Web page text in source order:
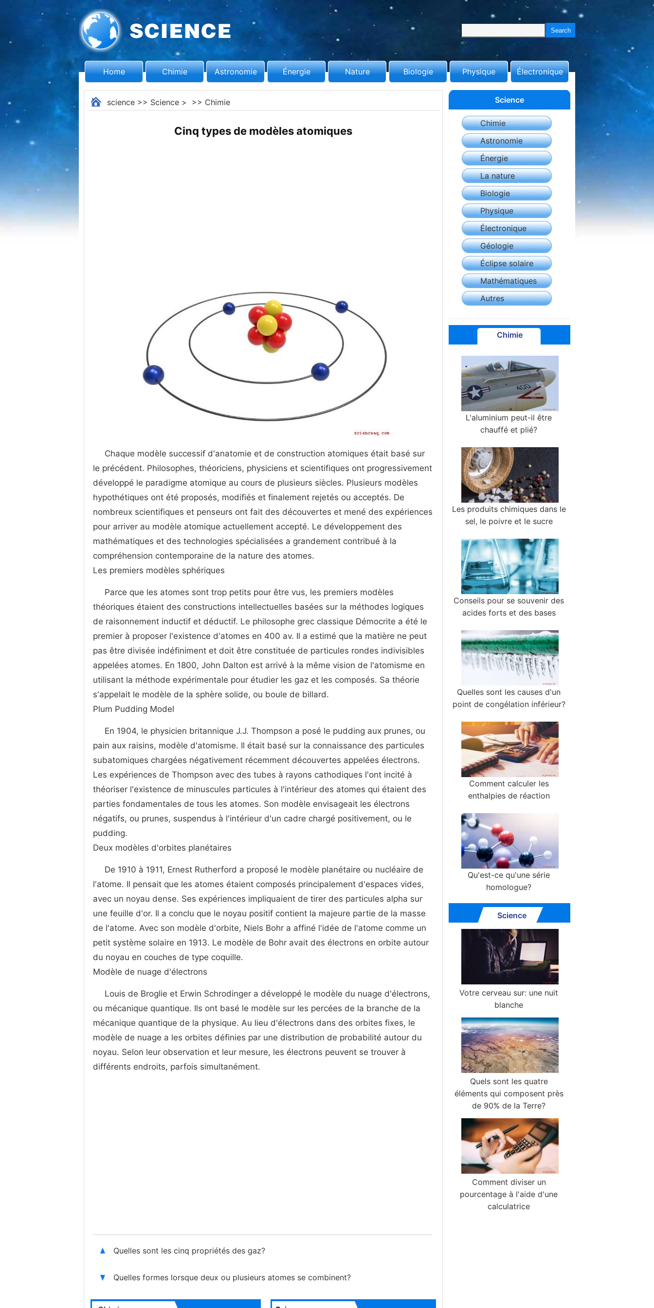
Home Chimie Astronomie Énergie Nature Biologie Physique Électronique
science>> Science> >> Chimie
Cinq types de modèles atomiques
Chaque modèle successif d'anatomie et de construction atomiques était basé sur
le précédent. Philosophes, théoriciens, physiciens et scientifiques ont progressivement
développé le paradigme atomique au cours de plusieurs siècles. Plusieurs modèles
hypothétiques ont été proposés, modifiés et finalement rejetés ou acceptés. De
nombreux scientifiques et penseurs ont fait des découvertes et mené des expériences
pour arriver au modèle atomique actuellement accepté. Le développement des
mathématiques et des technologies spécialisées a grandement contribué à la
compréhension contemporaine de la nature des atomes.
Les premiers modèles sphériques
Parce que les atomes sont trop petits pour être vus, les premiers modèles
théoriques étaient des constructions intellectuelles basées sur la méthodes logiques
de raisonnement inductif et déductif. Le philosophe grec classique Démocrite a été le
premier à proposer l'existence d'atomes en 400 av. Il a estimé que la matière ne peut
pas être divisée indéfiniment et doit être constituée de particules rondes indivisibles
appelées atomes. En 1800, John Dalton est arrivé à la même vision de l'atomisme en
utilisant la méthode expérimentale pour étudier les gaz et les composés. Sa théorie
s'appelait le modèle de la sphère solide, ou boule de billard.
Plum Pudding Model
En 1904, le physicien britannique J.J. Thompson a posé le pudding aux prunes, ou
pain aux raisins, modèle d'atomisme. Il était basé sur la connaissance des particules
subatomiques chargées négativement récemment découvertes appelées électrons.
Les expériences de Thompson avec des tubes à rayons cathodiques l'ont incité à
théoriser l'existence de minuscules particules à l'intérieur des atomes qui étaient des
parties fondamentales de tous les atomes. Son modèle envisageait les électrons
négatifs, ou prunes, suspendus à l'intérieur d'un cadre chargé positivement, ou le
pudding.
Deux modèles d'orbites planétaires
De 1910 à 1911, Ernest Rutherford a proposé le modèle planétaire ou nucléaire de
l'atome. Il pensait que les atomes étaient composés principalement d'espaces vides,
avec un noyau dense. Ses expériences impliquaient de tirer des particules alpha sur
une feuille d'or. Il a conclu que le noyau positif contient la majeure partie de la masse
de l'atome. Avec son modèle d'orbite, Niels Bohr a affiné l'idée de l'atome comme un
petit système solaire en 1913. Le modèle de Bohr avait des électrons en orbite autour
du noyau en couches de type coquille.
Modèle de nuage d'électrons
Louis de Broglie et Erwin Schrodinger a développé le modèle du nuage d'électrons,
ou mécanique quantique. Ils ont basé le modèle sur les percées de la branche de la
mécanique quantique de la physique. Au lieu d'électrons dans des orbites fixes, le
modèle de nuage a les orbites définies par une distribution de probabilité autour du
noyau. Selon leur observation et leur mesure, les électrons peuvent se trouver à
différents endroits, parfois simultanément.
Quelles sont les cinq propriétés des gaz?
Quelles formes lorsque deux ou plusieurs atomes se combinent?
Science
Chimie
Astronomie
Énergie
La nature
Biologie
Physique
Électronique
Géologie
Éclipse solaire
Mathématiques
Autres
Chimie
L'aluminium peut-il être
chauffé et plié?
Les produits chimiques dans le
sel, le poivre et le sucre
Conseils pour se souvenir des
acides forts et des bases
Quelles sont les causes d'un
point de congélation inférieur?
Comment calculer les
enthalpies de réaction
Qu'est-ce qu'une série
homologue?
Science
Votre cerveau sur: une nuit
blanche
Quels sont les quatre
éléments qui composent près
de 90% de la Terre?
Comment diviser un
pourcentage à l'aide d'une
calculatrice